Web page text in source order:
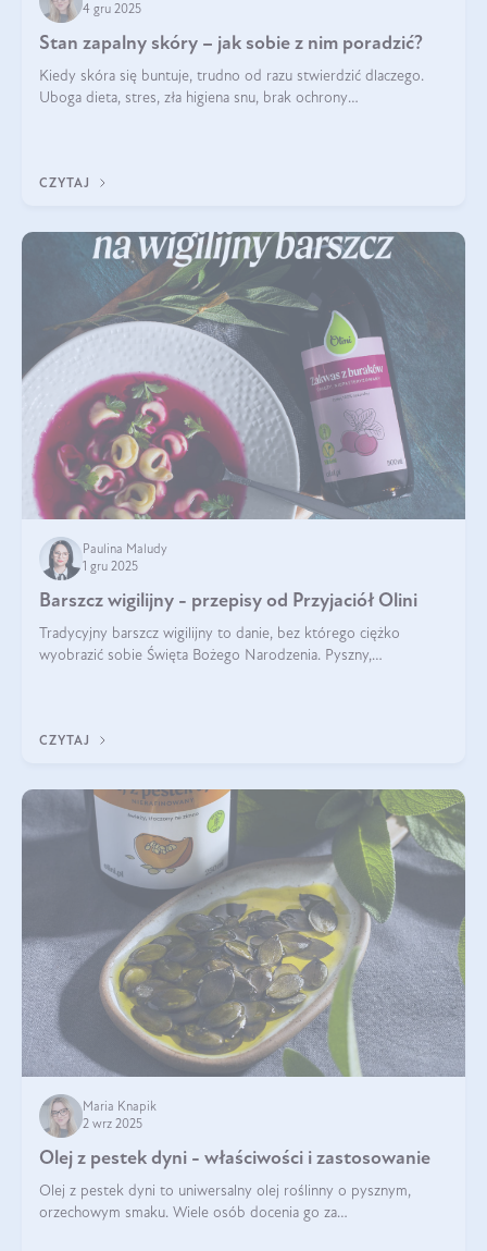
4 gru 2025
Stan zapalny skóry – jak sobie z nim poradzić?
Kiedy skóra się buntuje, trudno od razu stwierdzić dlaczego.
Uboga dieta, stres, zła higiena snu, brak ochrony
CZYTAJ
Paulina Maludy
1 gru 2025
Barszcz wigilijny - przepisy od Przyjaciół Olini
Tradycyjny barszcz wigilijny to danie, bez którego ciężko
wyobrazić sobie Święta Bożego Narodzenia. Pyszny,
CZYTAJ
Maria Knapik
2 wrz 2025
Olej z pestek dyni - właściwości i zastosowanie
Olej z pestek dyni to uniwersalny olej roślinny o pysznym,
orzechowym smaku. Wiele osób docenia go za